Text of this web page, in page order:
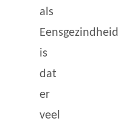
als
Eensgezindheid
is
dat
er
veel